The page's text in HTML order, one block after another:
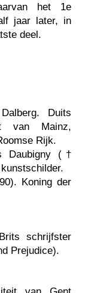
het 1e
jaar later, in
deel.
Duits
van Mainz,
Rijk.
Daubigny (†
). Koning der
schrijfster
Prejudice).